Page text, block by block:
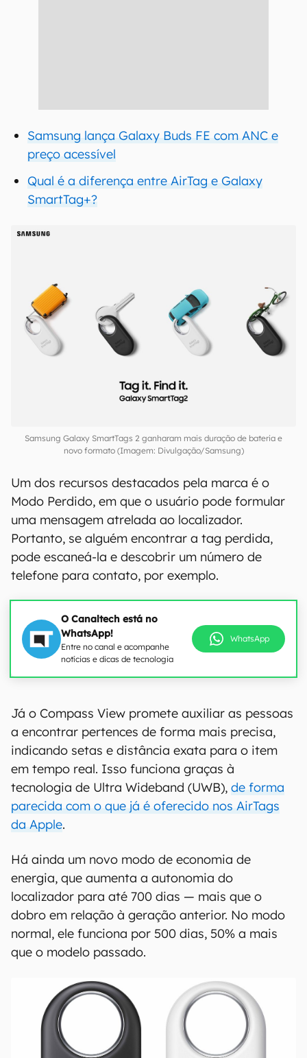
Samsung lança Galaxy Buds FE com ANC e
preço acessível
Qual é a diferença entre AirTag e Galaxy
SmartTag+?
Samsung Galaxy SmartTags 2 ganharam mais duração de bateria e
novo formato (Imagem: Divulgação/Samsung)
Um dos recursos destacados pela marca é o
Modo Perdido, em que o usuário pode formular
uma mensagem atrelada ao localizador.
Portanto, se alguém encontrar a tag perdida,
pode escaneá-la e descobrir um número de
telefone para contato, por exemplo.
O Canaltech está no
WhatsApp!
Entre no canal e acompanhe
notícias e dicas de tecnologia
WhatsApp
Já o Compass View promete auxiliar as pessoas
a encontrar pertences de forma mais precisa,
indicando setas e distância exata para o item
em tempo real. Isso funciona graças à
tecnologia de Ultra Wideband (UWB),
.
Há ainda um novo modo de economia de
energia, que aumenta a autonomia do